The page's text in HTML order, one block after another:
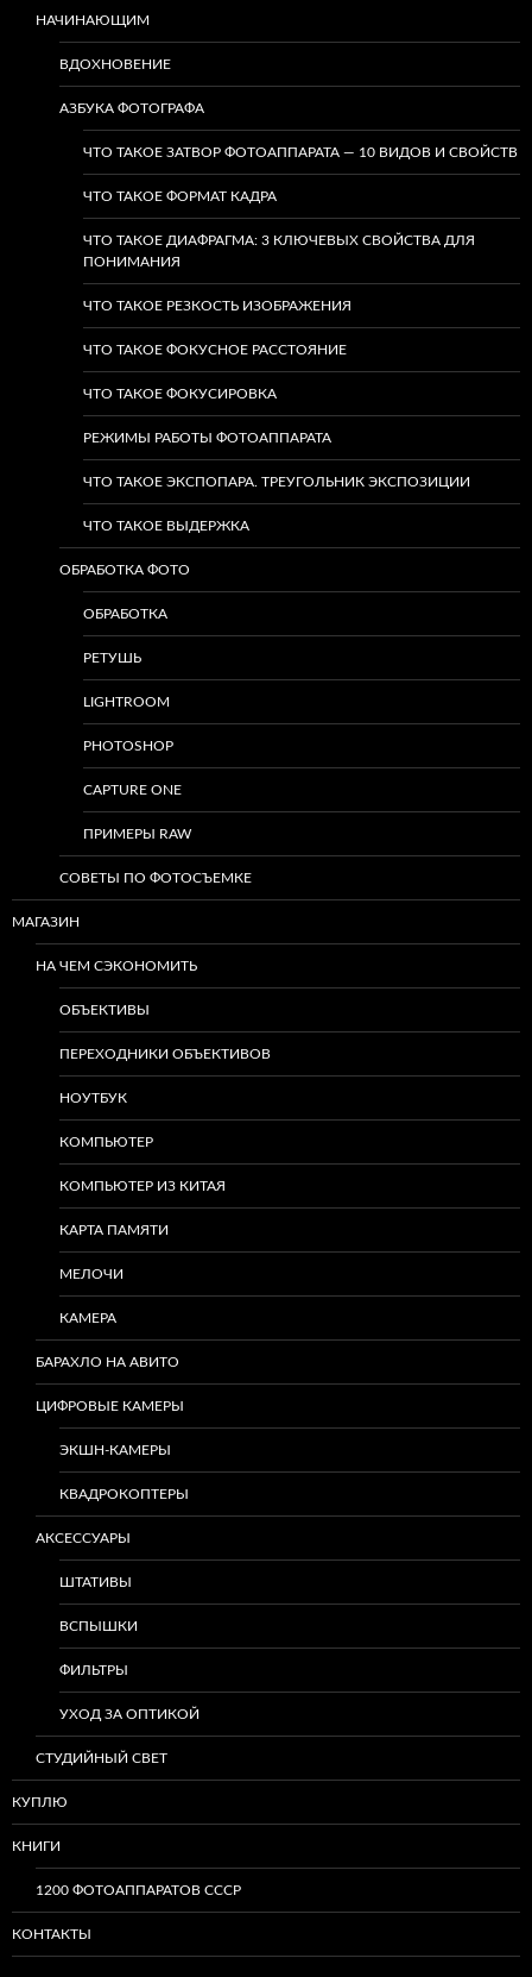
НАЧИНАЮЩИМ
ВДОХНОВЕНИЕ
АЗБУКА ФОТОГРАФА
ЧТО ТАКОЕ ЗАТВОР ФОТОАППАРАТА — 10 ВИДОВ И СВОЙСТВ
ЧТО ТАКОЕ ФОРМАТ КАДРА
ЧТО ТАКОЕ ДИАФРАГМА: 3 КЛЮЧЕВЫХ СВОЙСТВА ДЛЯ
ПОНИМАНИЯ
ЧТО ТАКОЕ РЕЗКОСТЬ ИЗОБРАЖЕНИЯ
ЧТО ТАКОЕ ФОКУСНОЕ РАССТОЯНИЕ
ЧТО ТАКОЕ ФОКУСИРОВКА
РЕЖИМЫ РАБОТЫ ФОТОАППАРАТА
ЧТО ТАКОЕ ЭКСПОПАРА. ТРЕУГОЛЬНИК ЭКСПОЗИЦИИ
ЧТО ТАКОЕ ВЫДЕРЖКА
ОБРАБОТКА ФОТО
ОБРАБОТКА
РЕТУШЬ
LIGHTROOM
PHOTOSHOP
CAPTURE ONE
ПРИМЕРЫ RAW
СОВЕТЫ ПО ФОТОСЪЕМКЕ
МАГАЗИН
НА ЧЕМ СЭКОНОМИТЬ
ОБЪЕКТИВЫ
ПЕРЕХОДНИКИ ОБЪЕКТИВОВ
НОУТБУК
КОМПЬЮТЕР
КОМПЬЮТЕР ИЗ КИТАЯ
КАРТА ПАМЯТИ
МЕЛОЧИ
КАМЕРА
БАРАХЛО НА АВИТО
ЦИФРОВЫЕ КАМЕРЫ
ЭКШН-КАМЕРЫ
КВАДРОКОПТЕРЫ
АКСЕССУАРЫ
ШТАТИВЫ
ВСПЫШКИ
ФИЛЬТРЫ
УХОД ЗА ОПТИКОЙ
СТУДИЙНЫЙ СВЕТ
КУПЛЮ
КНИГИ
1200 ФОТОАППАРАТОВ СССР
КОНТАКТЫ